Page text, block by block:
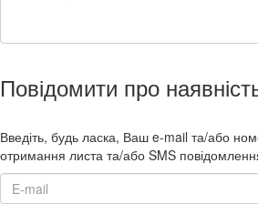
Повідомити про
Введіть, будь ласка, Ваш e-mail та/або
отримання листа та/або SMS